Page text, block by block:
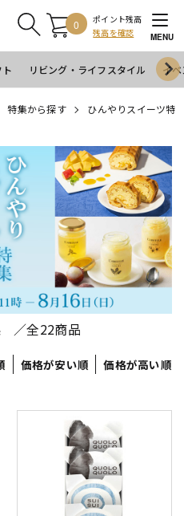
0
ポイント残高
残高を確認
MENU
リビング・ライフスタイル イ
特集から探す
ひんやりスイーツ特
／全22商品
価格が安い順 価格が高い順